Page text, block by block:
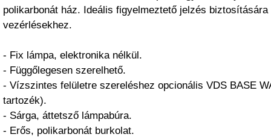
polikarbonát ház. Ideális figyelmeztető jelzés biztosítására
vezérlésekhez.
- Fix lámpa, elektronika nélkül.
- Függőlegesen szerelhető.
- Vízszintes felületre szereléshez opcionális VDS BASE
tartozék).
- Sárga, áttetsző lámpabúra.
- Erős, polikarbonát burkolat.